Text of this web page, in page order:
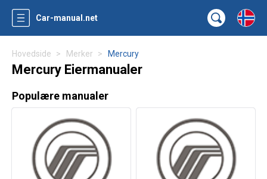
Car-manual.net
Hovedside Merker Mercury
Mercury Eiermanualer
Populære manualer